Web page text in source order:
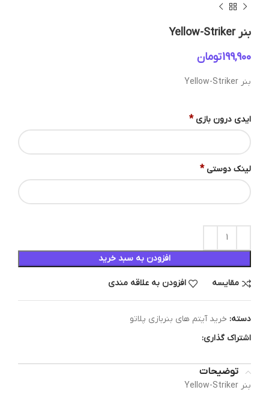
بنر Yellow-Striker
تومان
بنر Yellow-Striker
ایدی درون بازی *
لینک دوستی *
افزودن به سبد خرید
مقایسه افزودن به علاقه مندی
دسته: خرید آیتم های بنربازی پلاتو
اشتراک گذاری:
توضیحات
بنر Yellow-Striker